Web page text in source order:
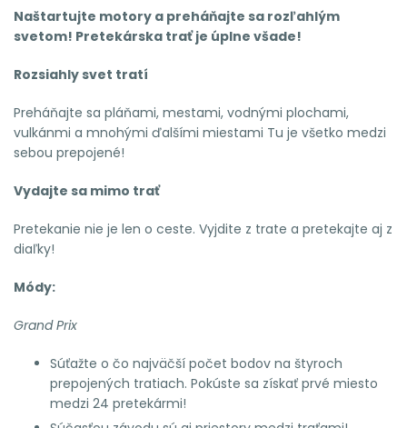
Naštartujte motory a preháňajte sa rozľahlým
svetom! Pretekárska trať je úplne všade!
Rozsiahly svet tratí
Preháňajte sa pláňami, mestami, vodnými plochami,
vulkánmi a mnohými ďalšími miestami Tu je všetko medzi
sebou prepojené!
Vydajte sa mimo trať
Pretekanie nie je len o ceste. Vyjdite z trate a pretekajte aj z
diaľky!
Módy:
Grand Prix
Súťažte o čo najväčší počet bodov na štyroch
prepojených tratiach. Pokúste sa získať prvé miesto
medzi 24 pretekármi!